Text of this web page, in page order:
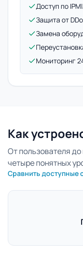
Доступ по
Защита от
Замена
Мониторинг
Как
От пользователя
четыре понятных
Сравнить доступные